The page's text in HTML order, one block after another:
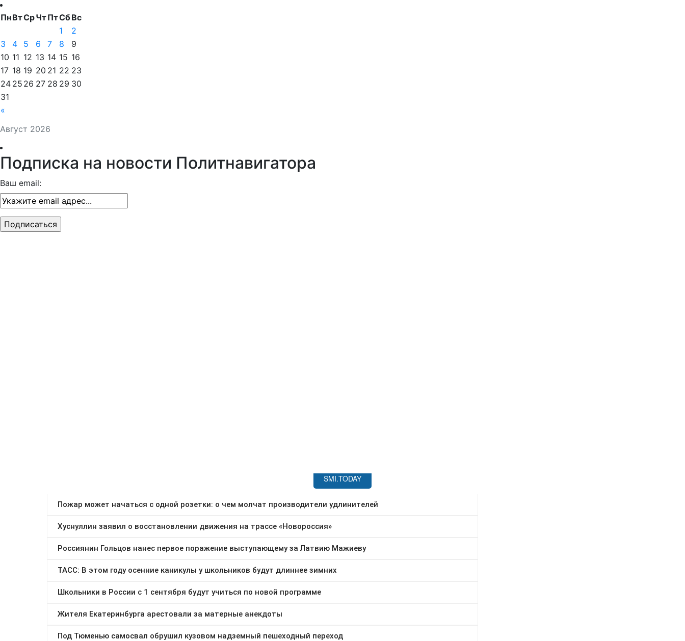
Август 2026
ПнВтСрЧтПтСбВс
«
1
2
3
4 5 6 7 8
9
10 11 12 13 14 15 16
17 18 19 20 21 22 23
24 25 26 27 28 29 30
31
Подписка на новости Политнавигатора
Ваш email: